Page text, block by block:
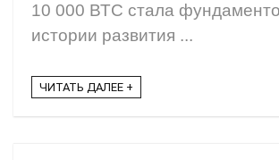
10 000 ВТС стала
истории развития ...
ЧИТАТЬ ДАЛЕЕ +